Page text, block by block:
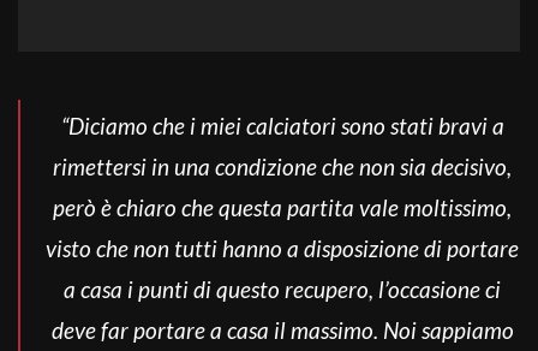
“Diciamo che i miei calciatori sono stati bravi a
rimettersi in una condizione che non sia decisivo,
però è chiaro che questa partita vale moltissimo,
visto che non tutti hanno a disposizione di portare
a casa i punti di questo recupero, l’occasione ci
deve far portare a casa il massimo. Noi sappiamo